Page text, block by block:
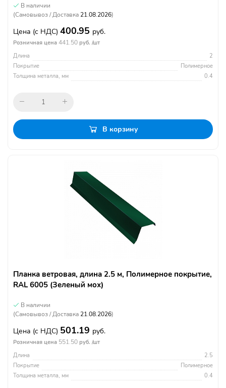
В наличии
(Самовывоз / Доставка 21.08.2026)
Цена (с НДС) 400.95 руб.
Розничная цена 441.50 руб. /шт
Длина
2
Покрытие
Полимерное
Толщина металла, мм
0.4
В корзину
Планка ветровая, длина 2.5 м, Полимерное покрытие,
RAL 6005 (Зеленый мох)
В наличии
(Самовывоз / Доставка 21.08.2026)
Цена (с НДС) 501.19 руб.
Розничная цена 551.50 руб. /шт
Длина
2.5
Покрытие
Полимерное
Толщина металла, мм
0.4